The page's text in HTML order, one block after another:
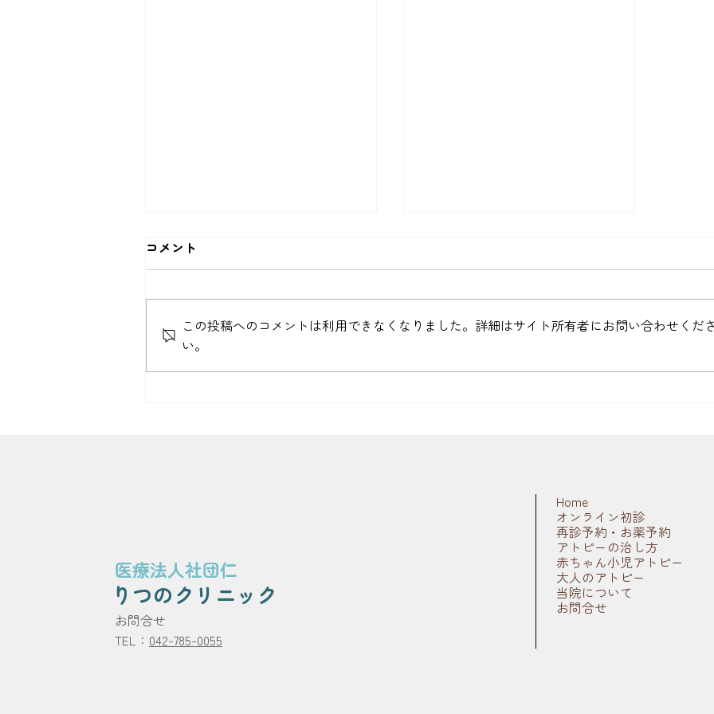
りつの内視鏡クリニック開院
胃の不調。その中の一つに胃がん
食欲不振や胃のもたれなどの原因
めにも内視鏡を使った定期健診は
コメント
この投稿へのコメントは利用できなくなりました。詳細はサイト所有者にお問い合わせくだ
い。
医療法人社団仁
りつのクリニック
​お問合せ
TEL： 042-785-0055
Home
オンライン初診
再診予約・お薬予約
アトピーの治し方
赤ちゃん小児アトピー
大人のアトピー
当院について
お問合せ